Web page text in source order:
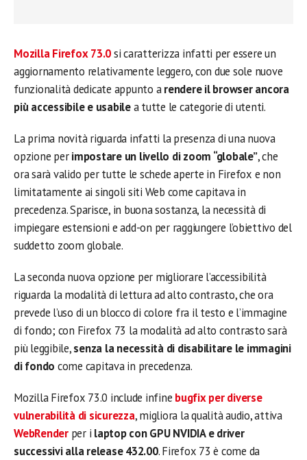
Mozilla Firefox 73.0si caratterizza infatti per essere un
aggiornamento relativamente leggero, con due sole nuove
funzionalità dedicate appunto arendere il browser ancora
più accessibile e usabilea tutte le categorie di utenti.
La prima novità riguarda infatti la presenza di una nuova
opzione perimpostare un livello di zoom “globale”, che
ora sarà valido per tutte le schede aperte in Firefox e non
limitatamente ai singoli siti Web come capitava in
precedenza. Sparisce, in buona sostanza, la necessità di
impiegare estensioni e add-on per raggiungere l’obiettivo del
suddetto zoom globale.
La seconda nuova opzione per migliorare l’accessibilità
riguarda la modalità di lettura ad alto contrasto, che ora
prevede l’uso di un blocco di colore fra il testo e l’immagine
di fondo; con Firefox 73 la modalità ad alto contrasto sarà
più leggibile,senza la necessità di disabilitare le immagini
di fondo come capitava in precedenza.
Mozilla Firefox 73.0 include infine bugfix per diverse
vulnerabilità di sicurezza, migliora la qualità audio, attiva
WebRenderper i laptop con GPU NVIDIA e driver
successivi alla release 432.00. Firefox 73 è come da